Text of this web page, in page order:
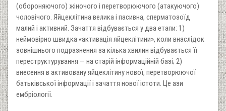
(обороняючого) жіночого і перетворюючого (атакуючого)
чоловічого. Яйцеклітина велика і пасивна, сперматозоїд
малий і активний. Зачаття відбувається у два етапи: 1)
неймовірно швидка «активація яйцеклітини», коли внаслідок
зовнішнього подразнення за кілька хвилин відбувається її
переструктурування — на старій інформаційній базі; 2)
внесення в активовану яйцеклітину нової, перетворюючої
батьківської інформації і зачаття нової істоти. Це ази
ембріології.